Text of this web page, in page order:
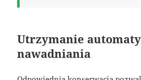
Utrzymanie
nawadniania